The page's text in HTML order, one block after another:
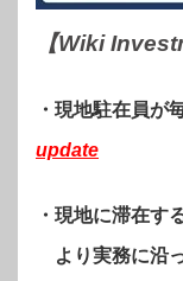
【Wiki
・現地駐在員が
update
・現地に滞在す
より実務に沿